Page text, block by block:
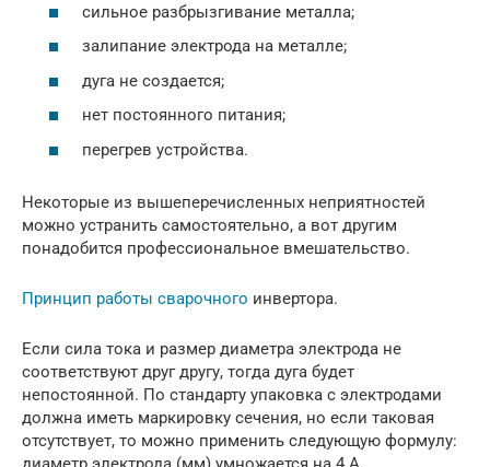
сильное разбрызгивание металла;
залипание электрода на металле;
дуга не создается;
нет постоянного питания;
перегрев устройства.
Некоторые из вышеперечисленных неприятностей
можно устранить самостоятельно, а вот другим
понадобится профессиональное вмешательство.
Принцип работы сварочного инвертора.
Если сила тока и размер диаметра электрода не
соответствуют друг другу, тогда дуга будет
непостоянной. По стандарту упаковка с электродами
должна иметь маркировку сечения, но если таковая
отсутствует, то можно применить следующую формулу: